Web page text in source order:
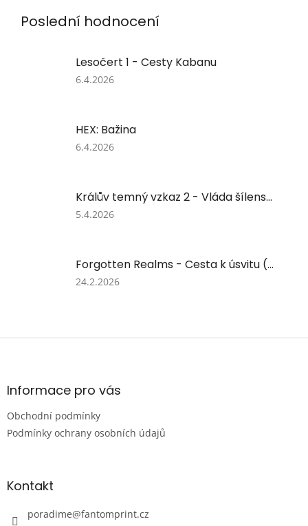
Poslední hodnocení
Lesočert 1 - Cesty Kabanu
Hodnocení
z
5
6.4.2026
HEX: Bažina
Hodnocení
z
5
6.4.2026
Králův temný vzkaz 2 - Vláda šílenství
Hodnocení
z
5
5.4.2026
Forgotten Realms - Cesta k úsvitu (dotisk)
Hodnocení
24.2.2026
Z
aInformace pro vás
Obchodní podmínky
Podmínky ochrany osobních údajů
Kontakt
poradime@fantomprint.cz